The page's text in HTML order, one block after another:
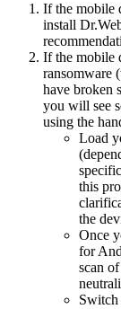
If the mobile
install
If the mobile
ransomware
have broken
you will see
using the
Load
this
the
Once
for
scan
Switch